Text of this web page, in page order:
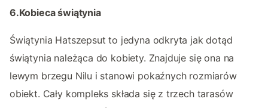
6.Kobieca świątynia
Świątynia Hatszepsut to jedyna odkryta jak dotąd
świątynia należąca do kobiety. Znajduje się ona na
lewym brzegu Nilu i stanowi pokaźnych rozmiarów
obiekt. Cały kompleks składa się z trzech tarasów